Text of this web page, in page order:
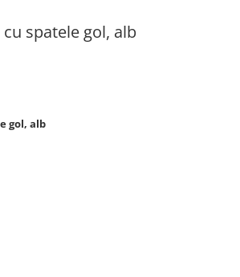
spatele gol, alb
gol, alb